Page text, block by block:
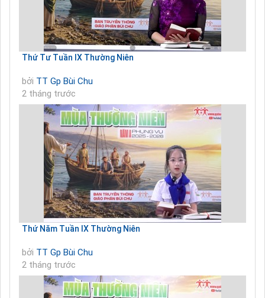
Thứ Tư Tuần IX Thường Niên
bởi TT Gp Bùi Chu
2 tháng trước
Thứ Năm Tuần IX Thường Niên
bởi TT Gp Bùi Chu
2 tháng trước